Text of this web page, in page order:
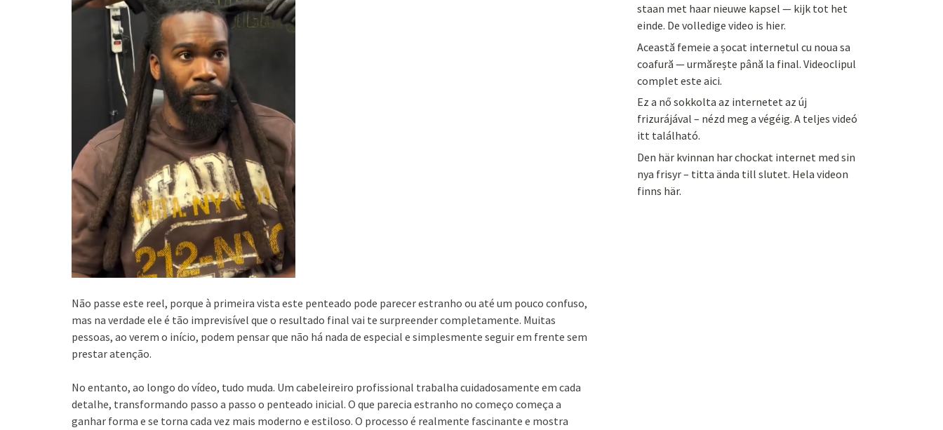
Não passe este reel, porque à primeira vista este penteado pode parecer estranho ou até um pouco confuso,
mas na verdade ele é tão imprevisível que o resultado final vai te surpreender completamente. Muitas
pessoas, ao verem o início, podem pensar que não há nada de especial e simplesmente seguir em frente sem
prestar atenção.
No entanto, ao longo do vídeo, tudo muda. Um cabeleireiro profissional trabalha cuidadosamente em cada
detalhe, transformando passo a passo o penteado inicial. O que parecia estranho no começo começa a
ganhar forma e se torna cada vez mais moderno e estiloso. O processo é realmente fascinante e mostra
staan met haar nieuwe kapsel — kijk tot het
einde. De volledige video is hier.
Această femeie a șocat internetul cu noua sa
coafură — urmărește până la final. Videoclipul
complet este aici.
Ez a nő sokkolta az internetet az új
frizurájával – nézd meg a végéig. A teljes videó
itt található.
Den här kvinnan har chockat internet med sin
nya frisyr – titta ända till slutet. Hela videon
finns här.